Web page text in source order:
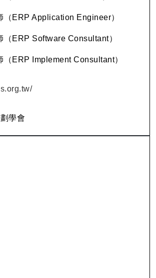
（ERP Application Engineer）
（ERP Software Consultant）
（ERP Implement Consultant）
學會